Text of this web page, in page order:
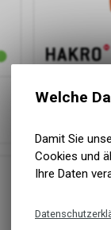
HAKRO
Welche
Damit Sie
Cookies und
Ihre Daten